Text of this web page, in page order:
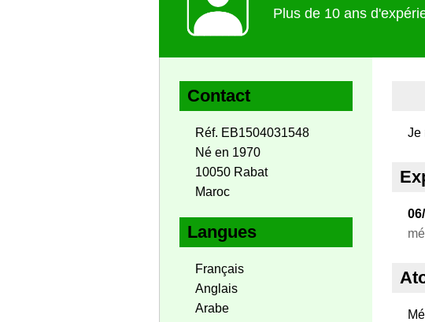
Plus de 10 ans
Contact
Réf. EB1504031548
Né en 1970
10050 Rabat
Maroc
Langues
Français
Anglais
Arabe
Je
06/